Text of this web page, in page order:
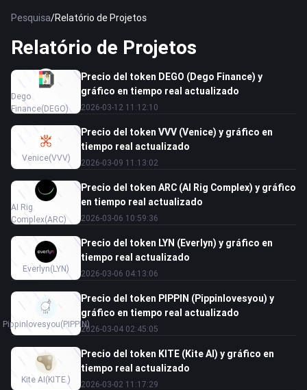
Pesquisa/Relatório de Projetos
Relatório de Projetos
Dego
Finance(DEGO)
Precio del token DEGO (Dego Finance) y
gráfico en tiempo real actualizado
2026-03-12 11:12:10
Venice(VVV)
Precio del token VVV (Venice) y gráfico en
tiempo real actualizado
2026-03-09 11:13:02
AI Rig
Complex(ARC)
Precio del token ARC (AI Rig Complex) y gráfico
en tiempo real actualizado
2026-03-06 10:59:36
Everlyn(LYN)
Precio del token LYN (Everlyn) y gráfico en
tiempo real actualizado
2026-03-06 04:13:06
Pippinlovesyou(PIPPIN)
Precio del token PIPPIN (Pippinlovesyou) y
gráfico en tiempo real actualizado
2026-03-04 02:45:05
Kite AI(KITE )
Precio del token KITE (Kite AI) y gráfico en
tiempo real actualizado
2026-03-02 11:17:29